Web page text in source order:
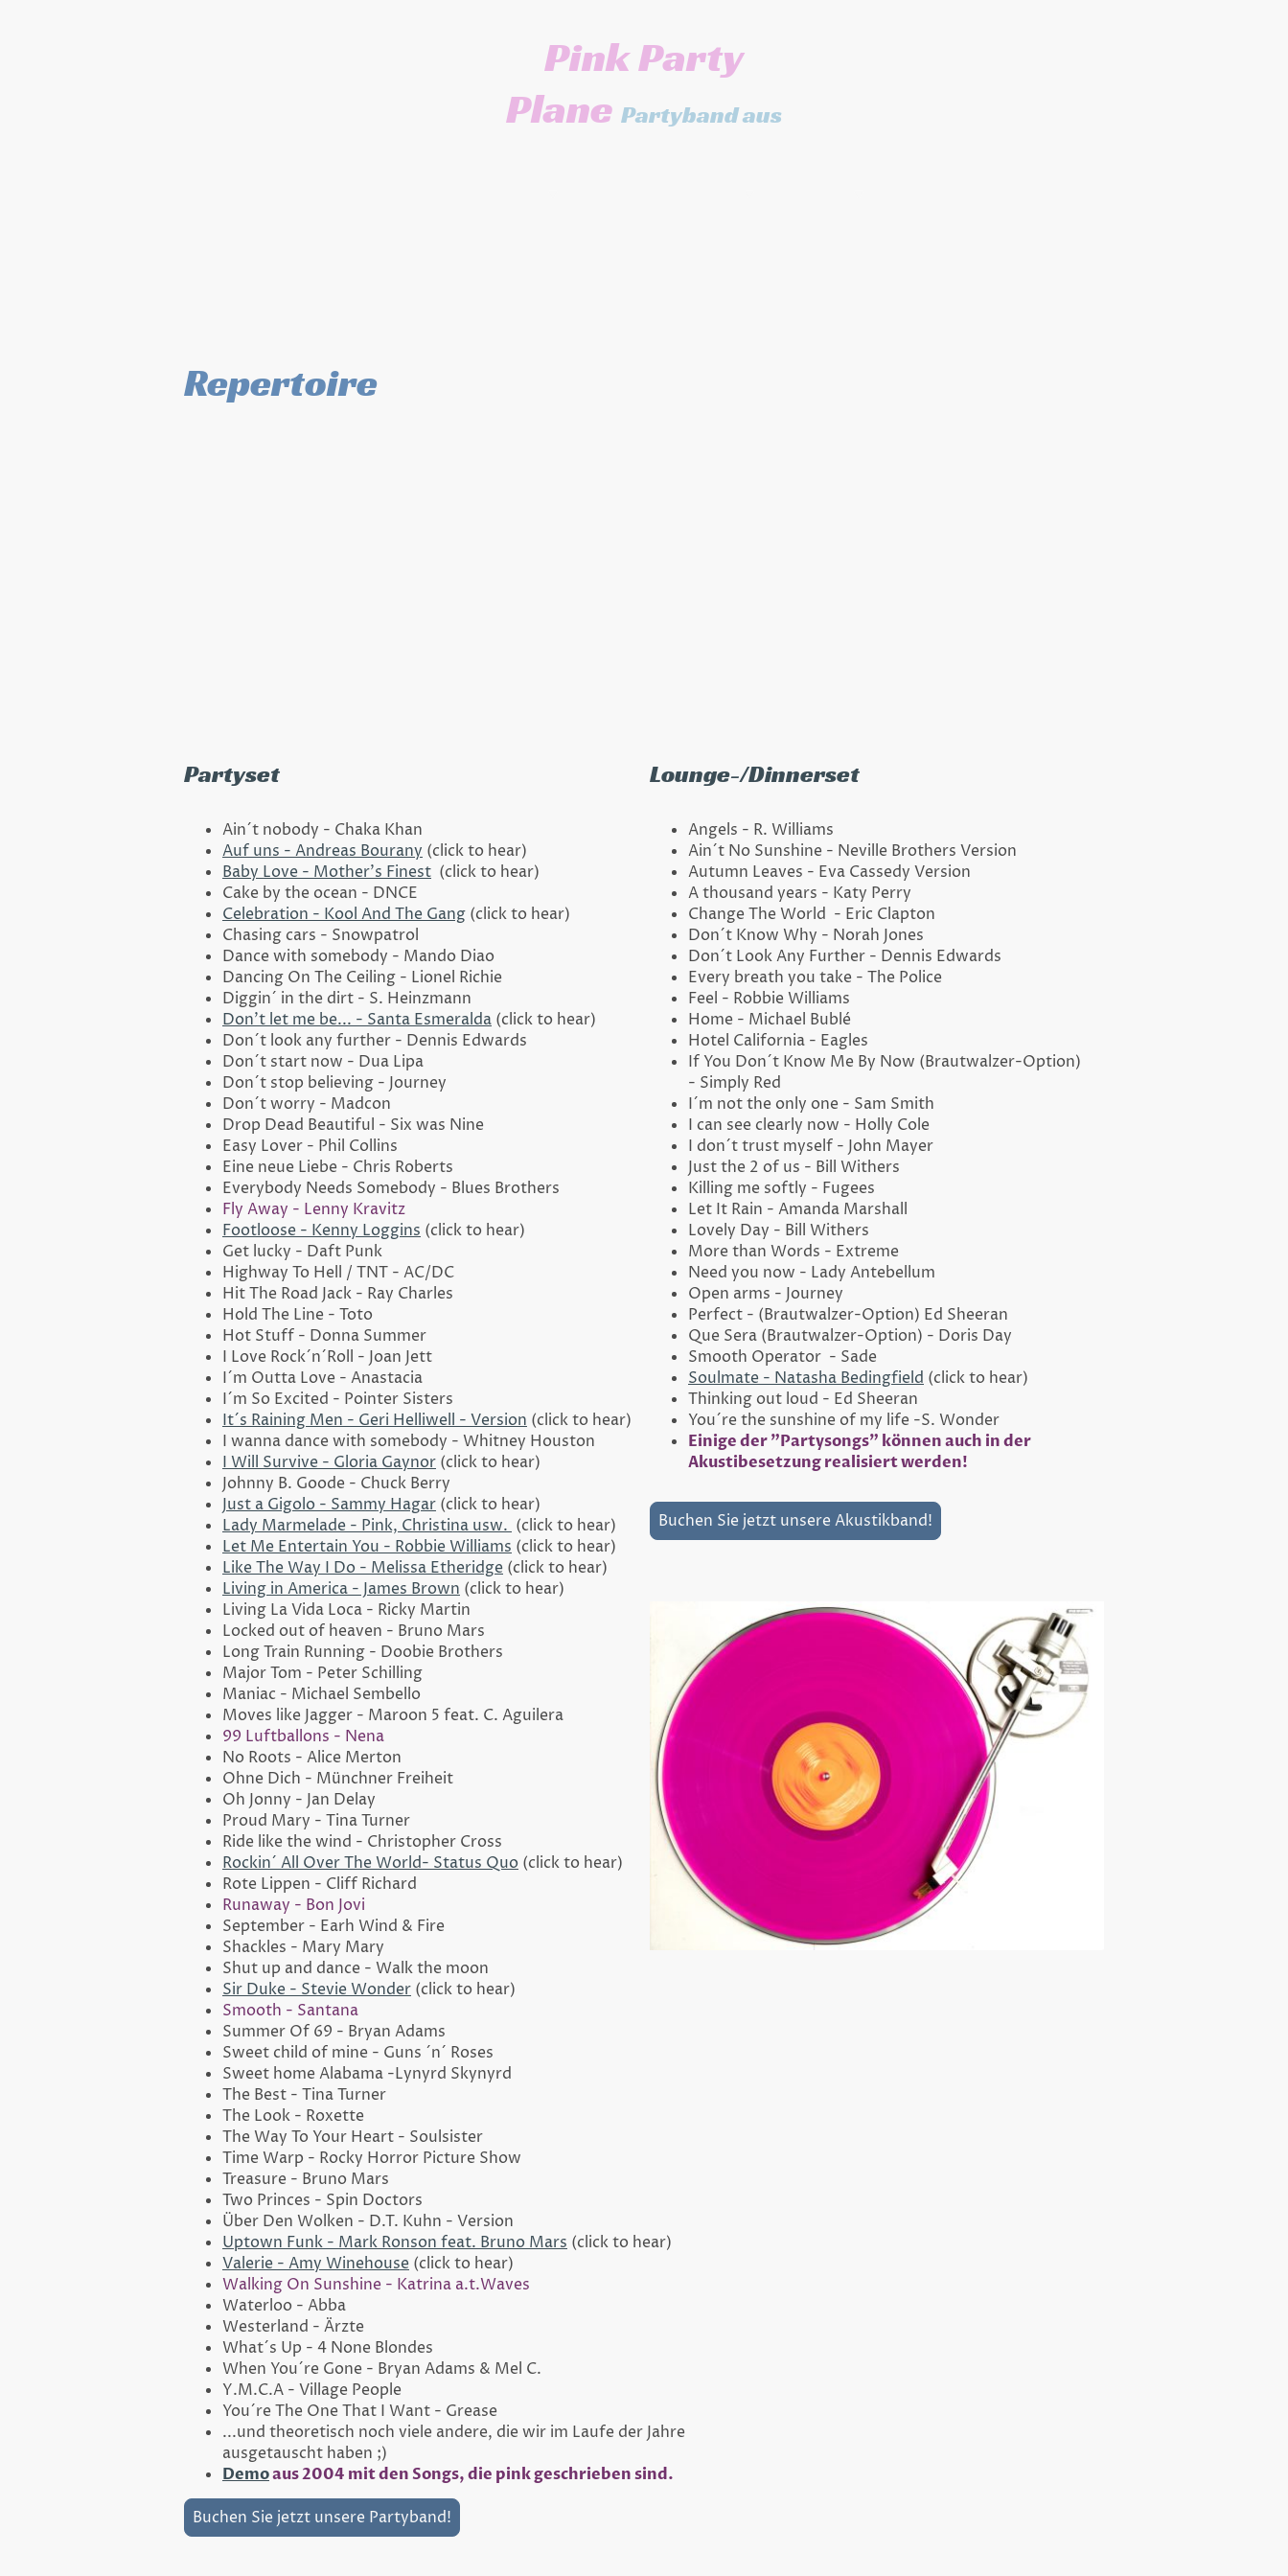
Pink Party
Plane Partyband aus
Repertoire
Partyset
Ain´t nobody - Chaka Khan
Auf uns - Andreas Bourany (click to hear)
Baby Love - Mother's Finest (click to hear)
Cake by the ocean - DNCE
Celebration - Kool And The Gang (click to hear)
Chasing cars - Snowpatrol
Dance with somebody - Mando Diao
Dancing On The Ceiling - Lionel Richie
Diggin´ in the dirt - S. Heinzmann
Don't let me be... - Santa Esmeralda (click to hear)
Don´t look any further - Dennis Edwards
Don´t start now - Dua Lipa
Don´t stop believing - Journey
Don´t worry - Madcon
Drop Dead Beautiful - Six was Nine
Easy Lover - Phil Collins
Eine neue Liebe - Chris Roberts
Everybody Needs Somebody - Blues Brothers
Fly Away - Lenny Kravitz
Footloose - Kenny Loggins (click to hear)
Get lucky - Daft Punk
Highway To Hell / TNT - AC/DC
Hit The Road Jack - Ray Charles
Hold The Line - Toto
Hot Stuff - Donna Summer
I Love Rock´n´Roll - Joan Jett
I´m Outta Love - Anastacia
I´m So Excited - Pointer Sisters
It´s Raining Men - Geri Helliwell - Version (click to hear)
I wanna dance with somebody - Whitney Houston
I Will Survive - Gloria Gaynor (click to hear)
Johnny B. Goode - Chuck Berry
Just a Gigolo - Sammy Hagar (click to hear)
Lady Marmelade - Pink, Christina usw. (click to hear)
Let Me Entertain You - Robbie Williams (click to hear)
Like The Way I Do - Melissa Etheridge (click to hear)
Living in America - James Brown (click to hear)
Living La Vida Loca - Ricky Martin
Locked out of heaven - Bruno Mars
Long Train Running - Doobie Brothers
Major Tom - Peter Schilling
Maniac - Michael Sembello
Moves like Jagger - Maroon 5 feat. C. Aguilera
99 Luftballons - Nena
No Roots - Alice Merton
Ohne Dich - Münchner Freiheit
Oh Jonny - Jan Delay
Proud Mary - Tina Turner
Ride like the wind - Christopher Cross
Rockin´ All Over The World- Status Quo (click to hear)
Rote Lippen - Cliff Richard
Runaway - Bon Jovi
September - Earh Wind & Fire
Shackles - Mary Mary
Shut up and dance - Walk the moon
Sir Duke - Stevie Wonder (click to hear)
Smooth - Santana
Summer Of 69 - Bryan Adams
Sweet child of mine - Guns ´n´ Roses
Sweet home Alabama -Lynyrd Skynyrd
The Best - Tina Turner
The Look - Roxette
The Way To Your Heart - Soulsister
Time Warp - Rocky Horror Picture Show
Treasure - Bruno Mars
Two Princes - Spin Doctors
Über Den Wolken - D.T. Kuhn - Version
Uptown Funk - Mark Ronson feat. Bruno Mars (click to hear)
Valerie - Amy Winehouse (click to hear)
Walking On Sunshine - Katrina a.t.Waves
Waterloo - Abba
Westerland - Ärzte
What´s Up - 4 None Blondes
When You´re Gone - Bryan Adams & Mel C.
Y.M.C.A - Village People
You´re The One That I Want - Grease
...und theoretisch noch viele andere, die wir im Laufe der Jahre
ausgetauscht haben ;)
Demoaus 2004 mit den Songs, die pink geschrieben sind.
Lounge-/Dinnerset
Angels - R. Williams
Ain´t No Sunshine - Neville Brothers Version
Autumn Leaves - Eva Cassedy Version
A thousand years - Katy Perry
Change The World - Eric Clapton
Don´t Know Why - Norah Jones
Don´t Look Any Further - Dennis Edwards
Every breath you take - The Police
Feel - Robbie Williams
Home - Michael Bublé
Hotel California - Eagles
If You Don´t Know Me By Now (Brautwalzer-Option)
- Simply Red
I´m not the only one - Sam Smith
I can see clearly now - Holly Cole
I don´t trust myself - John Mayer
Just the 2 of us - Bill Withers
Killing me softly - Fugees
Let It Rain - Amanda Marshall
Lovely Day - Bill Withers
More than Words - Extreme
Need you now - Lady Antebellum
Open arms - Journey
Perfect - (Brautwalzer-Option) Ed Sheeran
Que Sera (Brautwalzer-Option) - Doris Day
Smooth Operator - Sade
Soulmate - Natasha Bedingfield (click to hear)
Thinking out loud - Ed Sheeran
You´re the sunshine of my life -S. Wonder
Einige der "Partysongs" können auch in der
Akustibesetzung realisiert werden!
Buchen Sie jetzt unsere Akustikband!
Buchen Sie jetzt unsere Partyband!